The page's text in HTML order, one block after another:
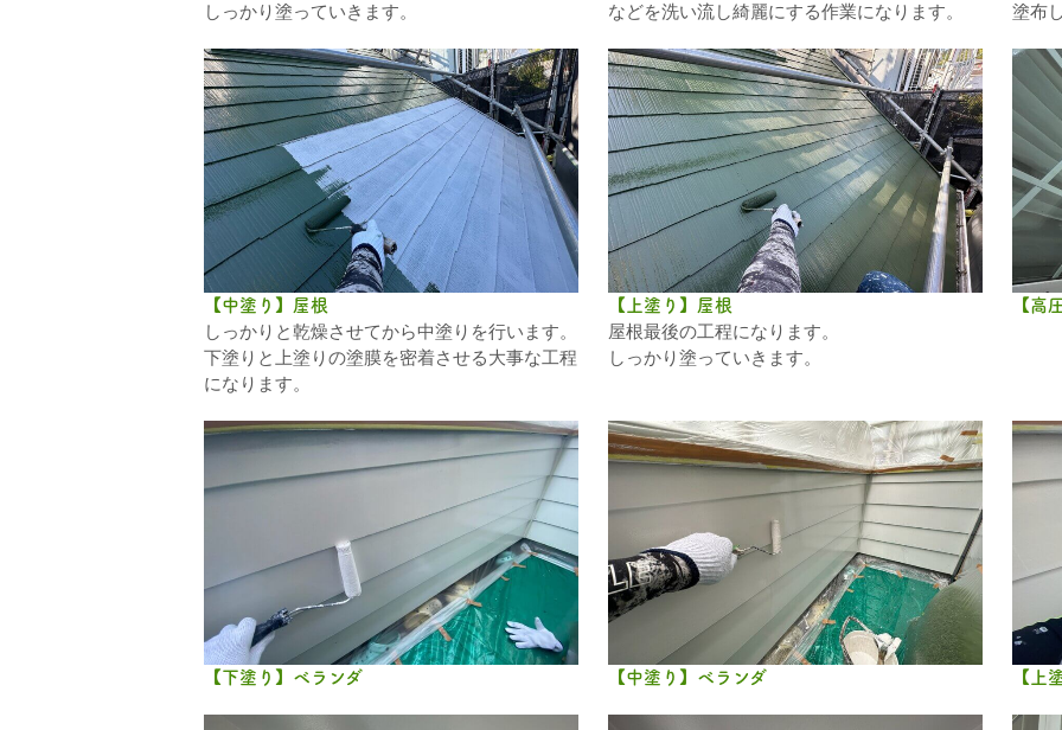
しっかり塗っていきます。
などを洗い流し綺麗にする作業になります。
塗布
【中塗り】屋根
しっかりと乾燥させてから中塗りを行います。
下塗りと上塗りの塗膜を密着させる大事な工程
になります。
【上塗り】屋根
屋根最後の工程になります。
しっかり塗っていきます。
【高
【下塗り】ベランダ 【中塗り】ベランダ 【上